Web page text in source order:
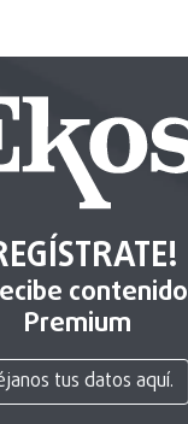
contenido
Premium
tus datos aquí.